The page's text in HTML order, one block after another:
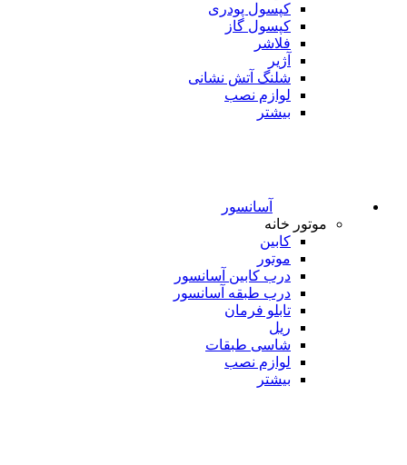
کپسول پودری
کپسول گاز
فلاشر
آژیر
شلنگ آتش نشانی
لوازم نصب
بیشتر
آسانسور
موتور خانه
کابین
موتور
درب کابین آسانسور
درب طبقه آسانسور
تابلو فرمان
ریل
شاسی طبقات
لوازم نصب
بیشتر